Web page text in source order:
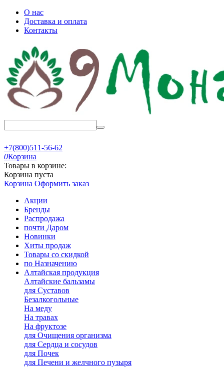
О нас
Доставка и оплата
Контакты
+7(800)511-56-62
0Корзина
Товары в корзине:
Корзина пуста
Корзина Оформить заказ
Акции
Бренды
Распродажа
почти Даром
Новинки
Хиты продаж
Товары со скидкой
по Назначению
Алтайская продукция
Алтайские бальзамы
для Суставов
Безалкогольные
На меду
На травах
На фруктозе
для Очищения организма
для Сердца и сосудов
для Почек
для Печени и желчного пузыря